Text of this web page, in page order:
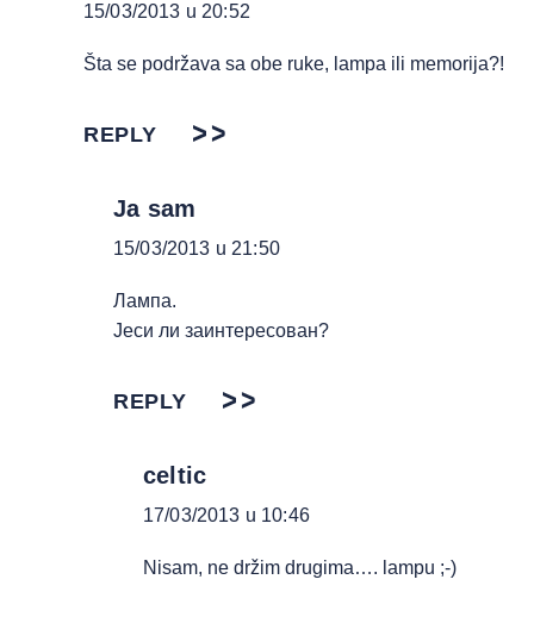
15/03/2013 u 20:52
Šta se podržava sa obe ruke, lampa ili memorija?!
REPLY
Ja sam
15/03/2013 u 21:50
Лампа.
Јеси ли заинтересован?
REPLY
celtic
17/03/2013 u 10:46
Nisam, ne držim drugima…. lampu ;-)